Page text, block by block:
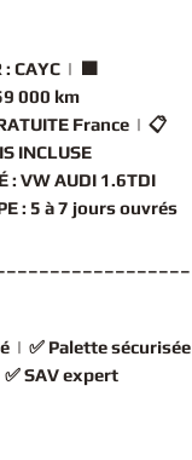
: CAYC | 🟧
000 km
France | 📋
INCLUSE
: VW AUDI 1.6TDI
: 5 à 7 jours ouvrés
| ✅ Palette sécurisée
✅SAV expert